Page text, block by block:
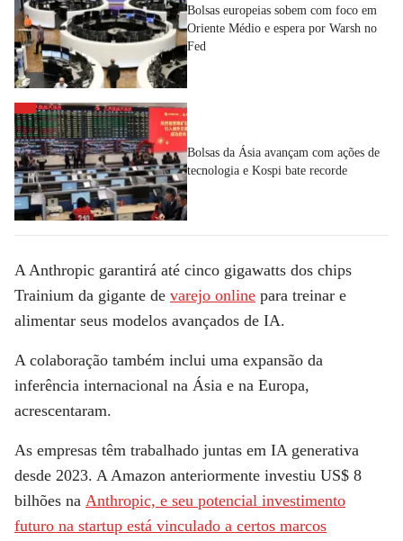
Bolsas europeias sobem com foco em
Oriente Médio e espera por Warsh no
Fed
Bolsas da Ásia avançam com ações de
tecnologia e Kospi bate recorde
A Anthropic garantirá até cinco gigawatts dos chips
Trainium da gigante de varejo online para treinar e
alimentar seus modelos avançados de IA.
A colaboração também inclui uma expansão da
inferência internacional na Ásia e na Europa,
acrescentaram.
As empresas têm trabalhado juntas em IA generativa
desde 2023. A Amazon anteriormente investiu US$ 8
bilhões na Anthropic, e seu potencial investimento
futuro na startup está vinculado a certos marcos